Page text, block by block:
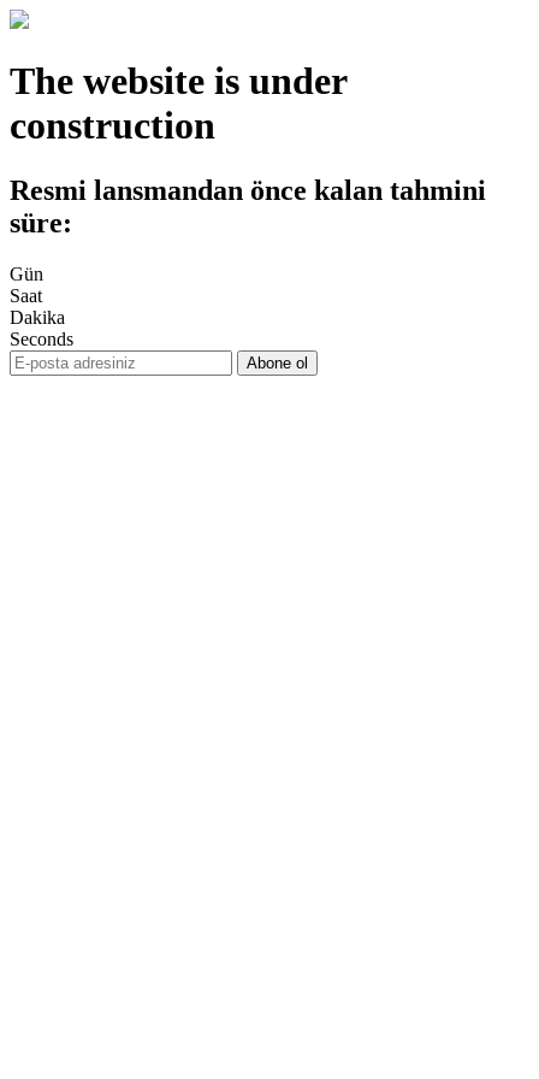
The website is under
construction
Resmi lansmandan önce kalan tahmini
süre:
Gün
Saat
Dakika
Seconds